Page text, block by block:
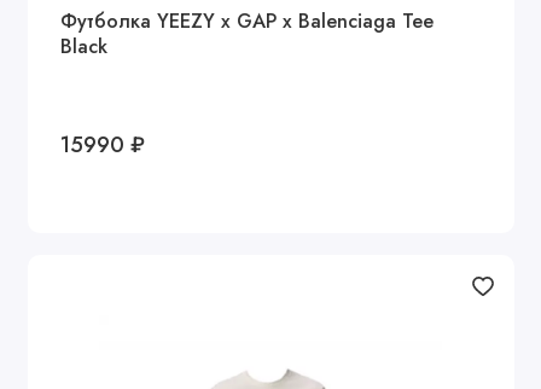
Футболка YEEZY x GAP x Balenciaga Tee
Black
15990 ₽